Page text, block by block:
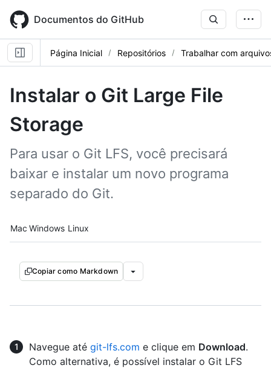
main
content
Documentos do GitHub
Página Inicial Repositórios Trabalhar com
Instalar o Git Large File
Storage
Para usar o Git LFS, você precisará
baixar e instalar um novo programa
separado do Git.
Platform navigation
Mac Windows Linux
Copiar como Markdown
Navegue até git-lfs.com e clique em Download.
Como alternativa, é possível instalar o Git LFS